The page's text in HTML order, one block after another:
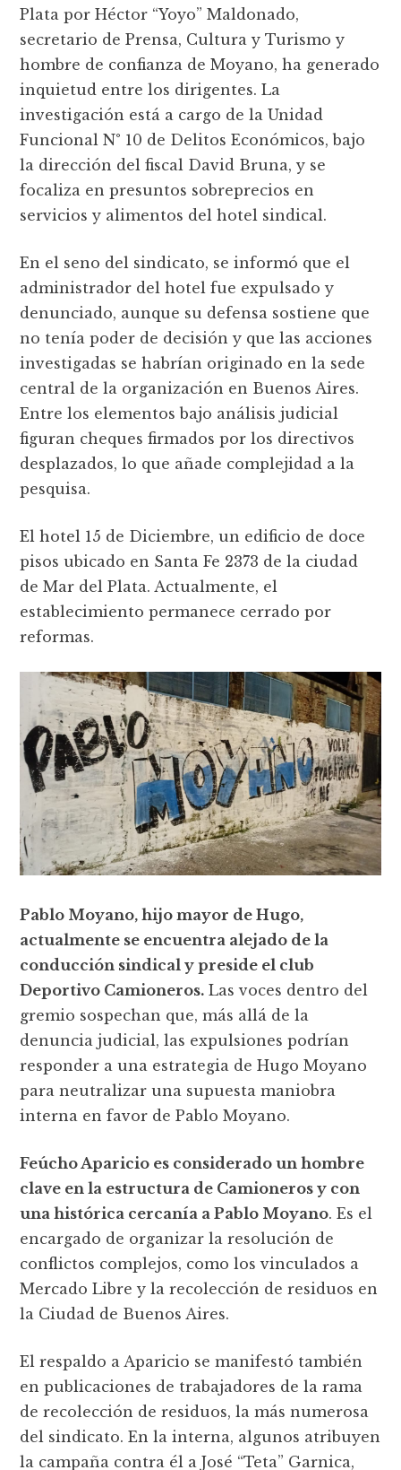
Plata por Héctor “Yoyo” Maldonado,
secretario de Prensa, Cultura y Turismo y
hombre de confianza de Moyano, ha generado
inquietud entre los dirigentes. La
investigación está a cargo de la Unidad
Funcional N° 10 de Delitos Económicos, bajo
la dirección del fiscal David Bruna, y se
focaliza en presuntos sobreprecios en
servicios y alimentos del hotel sindical.
En el seno del sindicato, se informó que el
administrador del hotel fue expulsado y
denunciado, aunque su defensa sostiene que
no tenía poder de decisión y que las acciones
investigadas se habrían originado en la sede
central de la organización en Buenos Aires.
Entre los elementos bajo análisis judicial
figuran cheques firmados por los directivos
desplazados, lo que añade complejidad a la
pesquisa.
El hotel 15 de Diciembre, un edificio de doce
pisos ubicado en Santa Fe 2373 de la ciudad
de Mar del Plata. Actualmente, el
establecimiento permanece cerrado por
reformas.
Pablo Moyano, hijo mayor de Hugo,
actualmente se encuentra alejado de la
conducción sindical y preside el club
Deportivo Camioneros. Las voces dentro del
gremio sospechan que, más allá de la
denuncia judicial, las expulsiones podrían
responder a una estrategia de Hugo Moyano
para neutralizar una supuesta maniobra
interna en favor de Pablo Moyano.
Feúcho Aparicio es considerado un hombre
clave en la estructura de Camioneros y con
una histórica cercanía a Pablo Moyano. Es el
encargado de organizar la resolución de
conflictos complejos, como los vinculados a
Mercado Libre y la recolección de residuos en
la Ciudad de Buenos Aires.
El respaldo a Aparicio se manifestó también
en publicaciones de trabajadores de la rama
de recolección de residuos, la más numerosa
del sindicato. En la interna, algunos atribuyen
la campaña contra él a José “Teta” Garnica,